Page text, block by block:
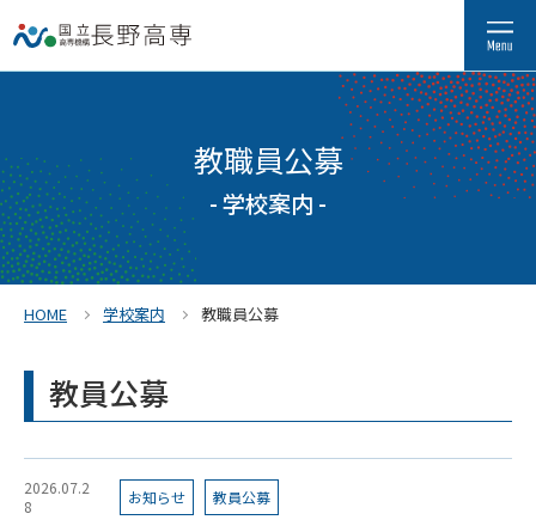
教職員公募
- 学校案内 -
HOME 学校案内 教職員公募
教員公募
2026.07.2
8
お知らせ 教員公募